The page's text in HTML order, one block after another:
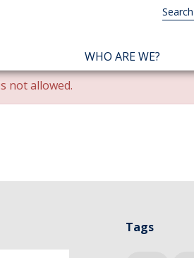
NAVIGATION
PRINCIPALE
WHO ARE WE?
not allowed.
Tags